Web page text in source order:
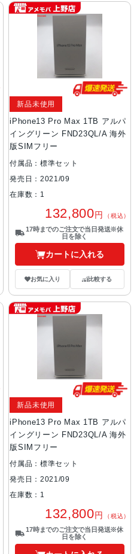
iPhone13 Pro Max 1TB アルパ
イングリーン FND23QL/A 海外
版SIMフリー
新品未使用
付属品：標準セット
発売日：2021/09
在庫数：1
132,800円 （税込）
17時までのご注文で当日発送※休
日を除く
カートに入れる
お気に入り 比較する
iPhone13 Pro Max 1TB アルパ
イングリーン FND23QL/A 海外
版SIMフリー
新品未使用
付属品：標準セット
発売日：2021/09
在庫数：1
132,800円 （税込）
17時までのご注文で当日発送※休
日を除く